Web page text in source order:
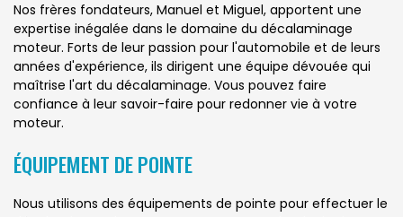
Nos frères fondateurs, Manuel et Miguel, apportent une
expertise inégalée dans le domaine du décalaminage
moteur. Forts de leur passion pour l'automobile et de leurs
années d'expérience, ils dirigent une équipe dévouée qui
maîtrise l'art du décalaminage. Vous pouvez faire
confiance à leur savoir-faire pour redonner vie à votre
moteur.
ÉQUIPEMENT DE POINTE
Nous utilisons des équipements de pointe pour effectuer le